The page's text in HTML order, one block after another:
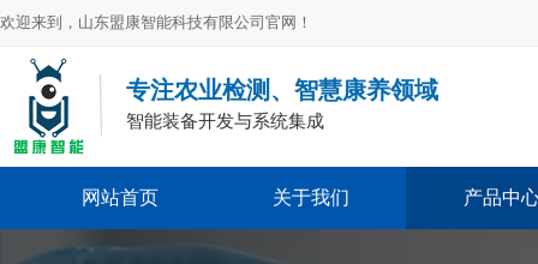
欢迎来到，山东盟康智能科技有限公司官网！
专注农业检测、智慧康养领域
智能装备开发与系统集成
网站首页 关于我们 产品中